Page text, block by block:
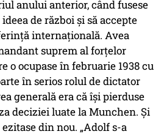
anului anterior, când fusese
de război și să accepte
internațională. Avea
suprem al forțelor
o ocupase în februarie 1938 cu
în serios rolul de dictator
generală era că își pierduse
deciziei luate la Munchen. Și
din nou. „Adolf s-a